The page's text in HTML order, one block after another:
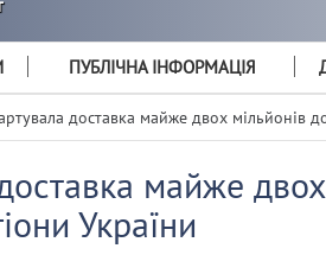
ПУБЛІЧНА ІНФОРМАЦІЯ
доставка майже двох мільйонів
майже
України